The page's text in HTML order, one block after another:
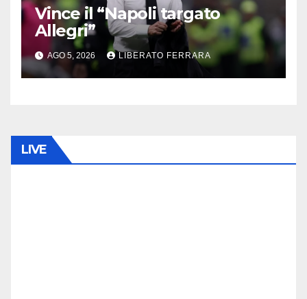
Vince il “Napoli targato
Allegri”
AGO 5, 2026 LIBERATO FERRARA
LIVE